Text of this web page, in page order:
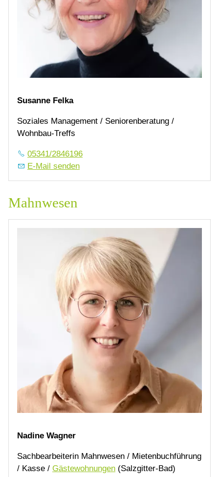
Susanne Felka
Soziales Management / Seniorenberatung /
Wohnbau-Treffs
05341/2846196
E-Mail senden
Mahnwesen
Nadine Wagner
Sachbearbeiterin Mahnwesen / Mietenbuchführung
/ Kasse / Gästewohnungen (Salzgitter-Bad)